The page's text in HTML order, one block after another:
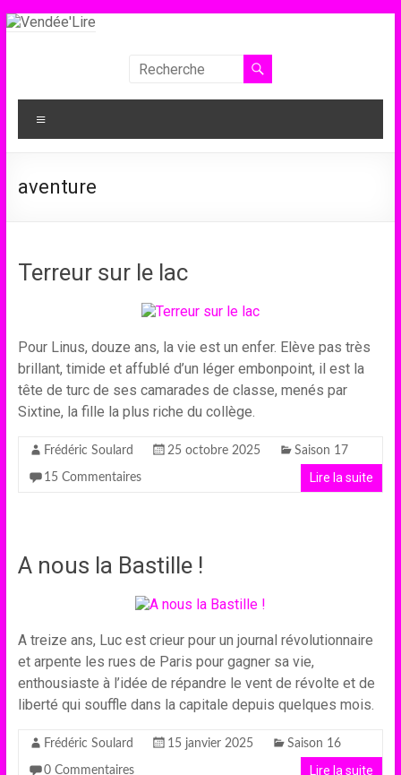
Aller
Vendée'Lire
Le
prix
collégiens
aventure
Terreur sur le lac
Pour Linus, douze ans, la vie est un enfer. Elève pas très
brillant, timide et affublé d’un léger embonpoint, il est la
tête de turc de ses camarades de classe, menés par
Sixtine, la fille la plus riche du collège.
Frédéric Soulard 25 octobre 2025 Saison 17
15 Commentaires Lire la suite
A nous la Bastille !
A treize ans, Luc est crieur pour un journal révolutionnaire
et arpente les rues de Paris pour gagner sa vie,
enthousiaste à l’idée de répandre le vent de révolte et de
liberté qui souffle dans la capitale depuis quelques mois.
Frédéric Soulard 15 janvier 2025 Saison 16
0 Commentaires Lire la suite